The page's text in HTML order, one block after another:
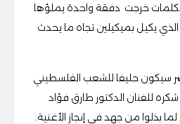
خرجت دفقة واحدة يملؤها
يكيل بميكيلين تجاه ما يحدث
سيكون حليفا للشعب الفلسطيني
للفنان الدكتور طارق فؤاد
بذلوا من جهد في إنجاز الأغنية.